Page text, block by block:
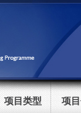
项目类型 项